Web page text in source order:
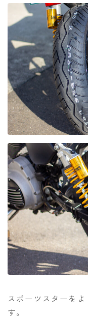
スポーツスターを
す。